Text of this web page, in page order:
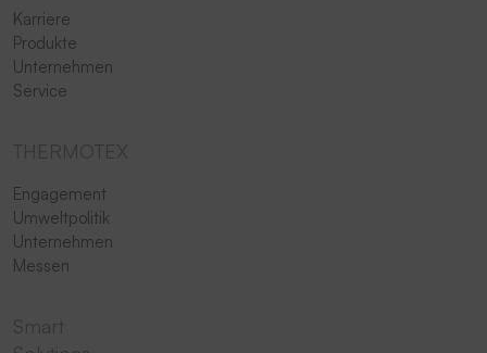
Karriere
Produkte
Unternehmen
Service
Engagement
Umweltpolitik
Unternehmen
Messen